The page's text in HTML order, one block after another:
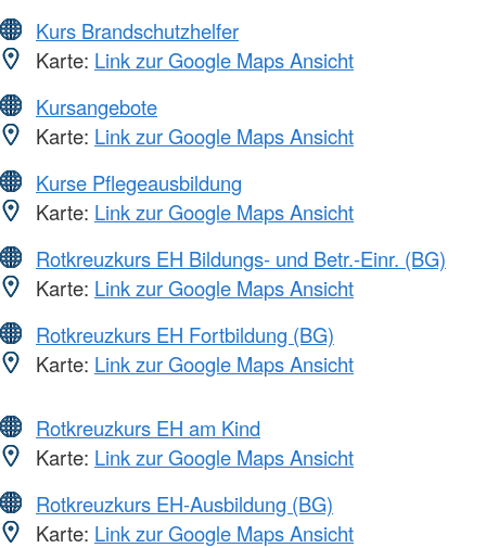
Kurs Brandschutzhelfer
Karte: Link zur Google Maps Ansicht
Kursangebote
Karte: Link zur Google Maps Ansicht
Kurse Pflegeausbildung
Karte: Link zur Google Maps Ansicht
Rotkreuzkurs EH Bildungs- und Betr.-Einr. (BG)
Karte: Link zur Google Maps Ansicht
Rotkreuzkurs EH Fortbildung (BG)
Karte: Link zur Google Maps Ansicht
Rotkreuzkurs EH am Kind
Karte: Link zur Google Maps Ansicht
Rotkreuzkurs EH-Ausbildung (BG)
Karte: Link zur Google Maps Ansicht